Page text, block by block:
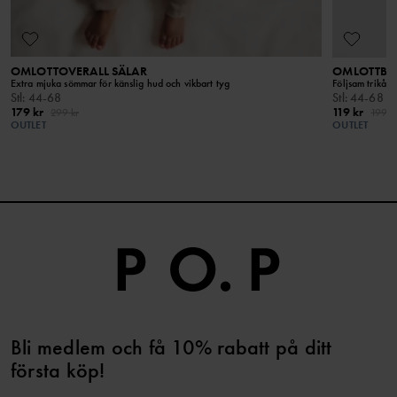
Håll borta från öppen eld
OMLOTTOVERALL SÄLAR
Extra mjuka sömmar för känslig hud och vikbart tyg
Stl: 44-68
179 kr
OUTLET
Följsam trikå
Stl: 44-68
119 kr
OUTLET
Bli medlem och få 10% rabatt på ditt
första köp!